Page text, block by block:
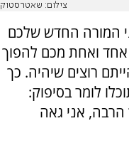
צילום: שאטרסטוק
המורה החדש שלכם
אחד ואחת מכם להפוך
רוצים שיהיה. כך
לומר בסיפוק:
אני גאה